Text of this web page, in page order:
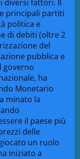
fattori. Il
principali partiti
politica e
di debiti (oltre 2
del
pubblica e
governo
ha
Monetario
minato la
il paese più
delle
un ruolo
iniziato a